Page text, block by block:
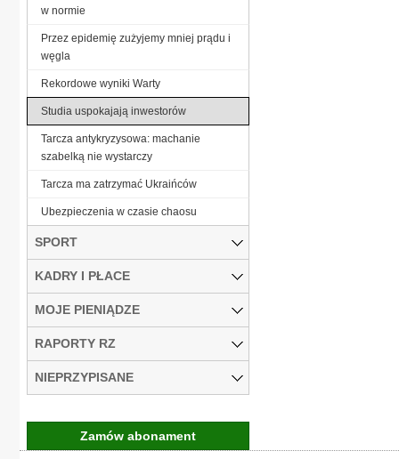
w normie
Przez epidemię zużyjemy mniej prądu i
węgla
Rekordowe wyniki Warty
Studia uspokajają inwestorów
Tarcza antykryzysowa: machanie
szabelką nie wystarczy
Tarcza ma zatrzymać Ukraińców
Ubezpieczenia w czasie chaosu
SPORT
KADRY I PŁACE
MOJE PIENIĄDZE
RAPORTY RZ
NIEPRZYPISANE
Zamów abonament